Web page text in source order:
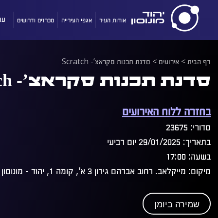
אודות העיר אגפי העירייה מכרזים ודרושים
דף הבית> אירועים > סדנת תכנות סקראצ’- Scratch
סדנת תכנות סקראצ’- Scratch
בחזרה ללוח האירועים
סדורי: 23675
בתאריך: 29/01/2025 יום רביעי
בשעה: 17:00
מיקום: מייקלאב. רחוב אברהם גירון 3 א', קומה 1, יהוד - מונוסון
שמירה ביומן